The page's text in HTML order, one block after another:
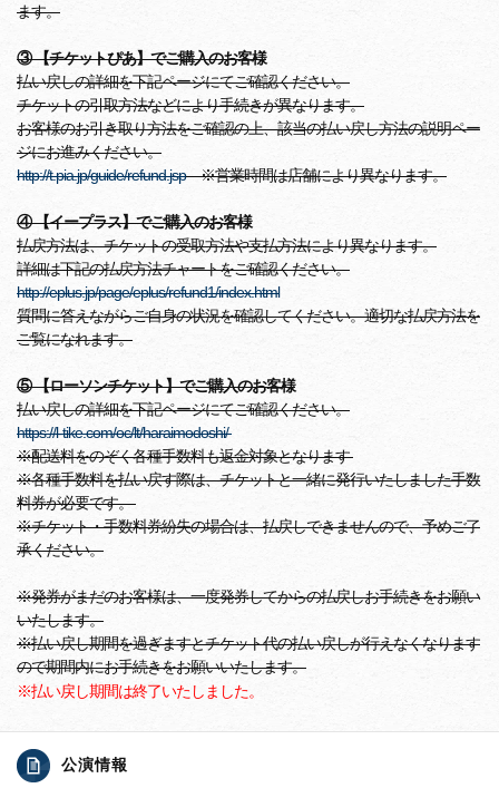
ます。
③ 【チケットぴあ】でご購入のお客様
払い戻しの詳細を下記ページにてご確認ください。
チケットの引取方法などにより手続きが異なります。
お客様のお引き取り方法をご確認の上、該当の払い戻し方法の説明ペー
ジにお進みください。
http://t.pia.jp/guide/refund.jsp※営業時間は店舗により異なります。
④ 【イープラス】でご購入のお客様
払戻方法は、チケットの受取方法や支払方法により異なります。
詳細は下記の払戻方法チャートをご確認ください。
http://eplus.jp/page/eplus/refund1/index.html
質問に答えながらご自身の状況を確認してください。適切な払戻方法を
ご覧になれます。
⑤ 【ローソンチケット】でご購入のお客様
払い戻しの詳細を下記ページにてご確認ください。
https://l-tike.com/oc/lt/haraimodoshi/
※配送料をのぞく各種手数料も返金対象となります
※各種手数料を払い戻す際は、チケットと一緒に発行いたしました手数
料券が必要です。
※チケット・手数料券紛失の場合は、払戻しできませんので、予めご了
承ください。
※発券がまだのお客様は、一度発券してからの払戻しお手続きをお願い
いたします。
※払い戻し期間を過ぎますとチケット代の払い戻しが行えなくなります
ので期間内にお手続きをお願いいたします。
※払い戻し期間は終了いたしました。
公演情報